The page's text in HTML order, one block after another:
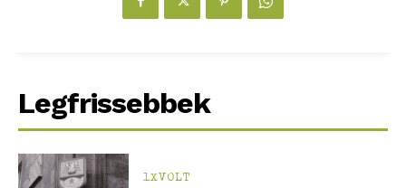
Legfrissebbek
1XVOLT